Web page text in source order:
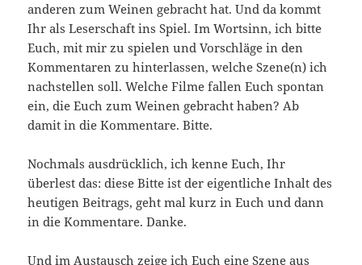
anderen zum Weinen gebracht hat. Und da kommt
Ihr als Leserschaft ins Spiel. Im Wortsinn, ich bitte
Euch, mit mir zu spielen und Vorschläge in den
Kommentaren zu hinterlassen, welche Szene(n) ich
nachstellen soll. Welche Filme fallen Euch spontan
ein, die Euch zum Weinen gebracht haben? Ab
damit in die Kommentare. Bitte.
Nochmals ausdrücklich, ich kenne Euch, Ihr
überlest das: diese Bitte ist der eigentliche Inhalt des
heutigen Beitrags, geht mal kurz in Euch und dann
in die Kommentare. Danke.
Und im Austausch zeige ich Euch eine Szene aus